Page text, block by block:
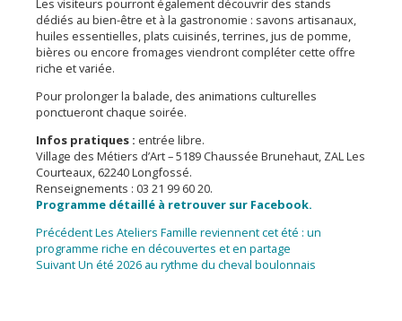
Les visiteurs pourront également découvrir des stands
dédiés au bien-être et à la gastronomie : savons artisanaux,
huiles essentielles, plats cuisinés, terrines, jus de pomme,
bières ou encore fromages viendront compléter cette offre
riche et variée.
Pour prolonger la balade, des animations culturelles
ponctueront chaque soirée.
Infos pratiques : entrée libre.
Village des Métiers d’Art – 5189 Chaussée Brunehaut, ZAL Les
Courteaux, 62240 Longfossé.
Renseignements : 03 21 99 60 20.
Programme détaillé à retrouver sur Facebook.
Navigation
de
PrécédentArticle
précédent :
Les Ateliers Famille reviennent cet été : un
programme riche en découvertes et en partage
SuivantArticle
Un été 2026 au rythme du cheval boulonnais